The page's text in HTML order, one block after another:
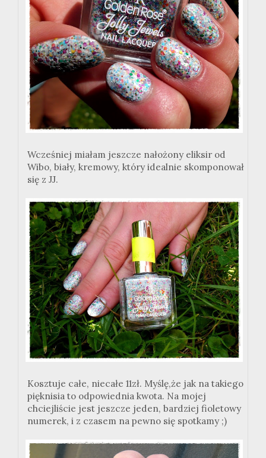
Wcześniej miałam jeszcze nałożony eliksir od
Wibo, biały, kremowy, który idealnie skomponował
się z JJ.
Kosztuje całe, niecałe 11zł. Myślę,że jak na takiego
pięknisia to odpowiednia kwota. Na mojej
chciejliście jest jeszcze jeden, bardziej fioletowy
numerek, i z czasem na pewno się spotkamy ;)